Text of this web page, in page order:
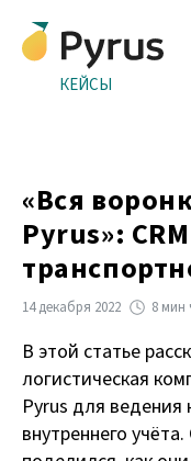
КЕЙСЫ
«Вся
Pyrus»:
14 декабря 2022 8 мин
В этой статье
логистическая
Pyrus для
внутреннего